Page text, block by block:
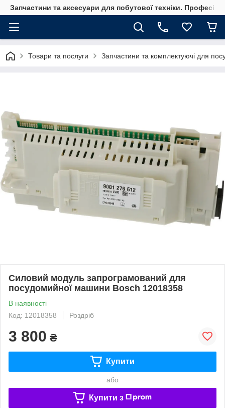
Запчастини та аксесуари для побутової техніки.
Товари та послуги Запчастини та комплектуючі для
Силовий модуль запрограмований для
посудомийної машини Bosch 12018358
В наявності
Код: 12018358
Роздріб
3 800 ₴
Купити
або
Купити з